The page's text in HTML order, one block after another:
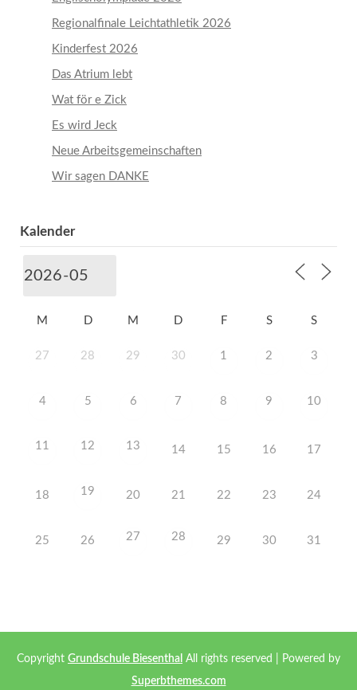
Regionalfinale Leichtathletik 2026
Kinderfest 2026
Das Atrium lebt
Wat för e Zick
Es wird Jeck
Neue Arbeitsgemeinschaften
Wir sagen DANKE
Kalender
M D M D F S S
27 28 29 30 1 2 3
4 5 6 7 8 9 10
11 12 13 14 15 16 17
18 19 20 21 22 23 24
25 26 27 28 29 30 31
Copyright Grundschule Biesenthal All rights reserved
| Powered by
Superbthemes.com